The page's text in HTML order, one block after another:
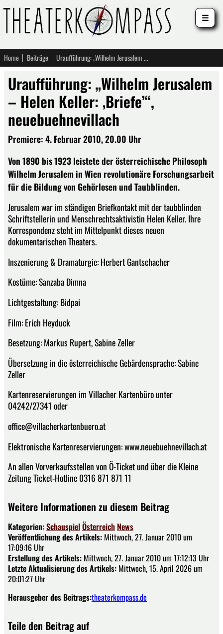
Home Beiträge Uraufführung: „Wilhelm Jerusalem – Helen Keller: ‚Briefe’“, neuebuehnevillach
Uraufführung: „Wilhelm Jerusalem
– Helen Keller: ‚Briefe’“,
neuebuehnevillach
Premiere: 4. Februar 2010, 20.00 Uhr
Von 1890 bis 1923 leistete der österreichische Philosoph
Wilhelm Jerusalem in Wien revolutionäre Forschungsarbeit
für die Bildung von Gehörlosen und Taubblinden.
Jerusalem war im ständigen Briefkontakt mit der taubblinden
Schriftstellerin und Menschrechtsaktivistin Helen Keller. Ihre
Korrespondenz steht im Mittelpunkt dieses neuen
dokumentarischen Theaters.
Inszenierung & Dramaturgie: Herbert Gantschacher
Kostüme: Sanzaba Dimna
Lichtgestaltung: Bidpai
Film: Erich Heyduck
Besetzung: Markus Rupert, Sabine Zeller
Übersetzung in die österreichische Gebärdensprache: Sabine
Zeller
Kartenreservierungen im Villacher Kartenbüro unter
04242/27341 oder
office@villacherkartenbuero.at
Elektronische Kartenreservierungen: www.neuebuehnevillach.at
An allen Vorverkaufsstellen von Ö-Ticket und über die Kleine
Zeitung Ticket-Hotline 0316 871 871 11
Weitere Informationen zu diesem Beitrag
Kategorien:SchauspielÖsterreich News
Veröffentlichung des Artikels: Mittwoch, 27. Januar 2010 um
17:09:16 Uhr
Erstellung des Artikels: Mittwoch, 27. Januar 2010 um 17:12:13 Uhr
Letzte Aktualisierung des Artikels: Mittwoch, 15. April 2026 um
20:01:27 Uhr
Herausgeber des Beitrags:theaterkompass.de
Teile den Beitrag auf
☰